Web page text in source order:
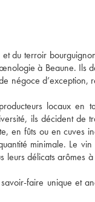
du terroir
à Beaune. Ils
négoce d’exception,
locaux en
ils décident de
en fûts ou en cuves
minimale. Le vin
leurs délicats arômes
faire unique et